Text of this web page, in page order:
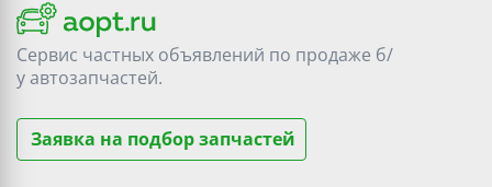
Сервис частных объявлений по продаже б/
уавтозапчастей.
Заявка на подбор запчастей